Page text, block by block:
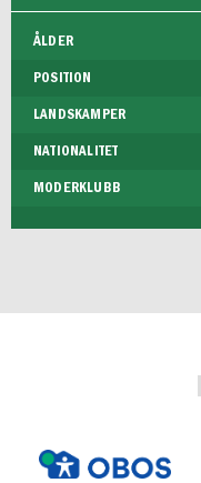
ÅLDER
POSITION
LANDSKAMPER
NATIONALITET
MODERKLUBB